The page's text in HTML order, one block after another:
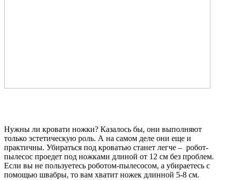
Нужны ли кровати ножки? Казалось бы, они выполняют
только эстетическую роль. А на самом деле они еще и
практичны. Убираться под кроватью станет легче – робот-
пылесос проедет под ножками длиной от 12 см без проблем.
Если вы не пользуетесь роботом-пылесосом, а убираетесь с
помощью швабры, то вам хватит ножек длинной 5-8 см.